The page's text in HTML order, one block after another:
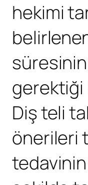
hekimi
gerektiği
Diş teli
önerileri